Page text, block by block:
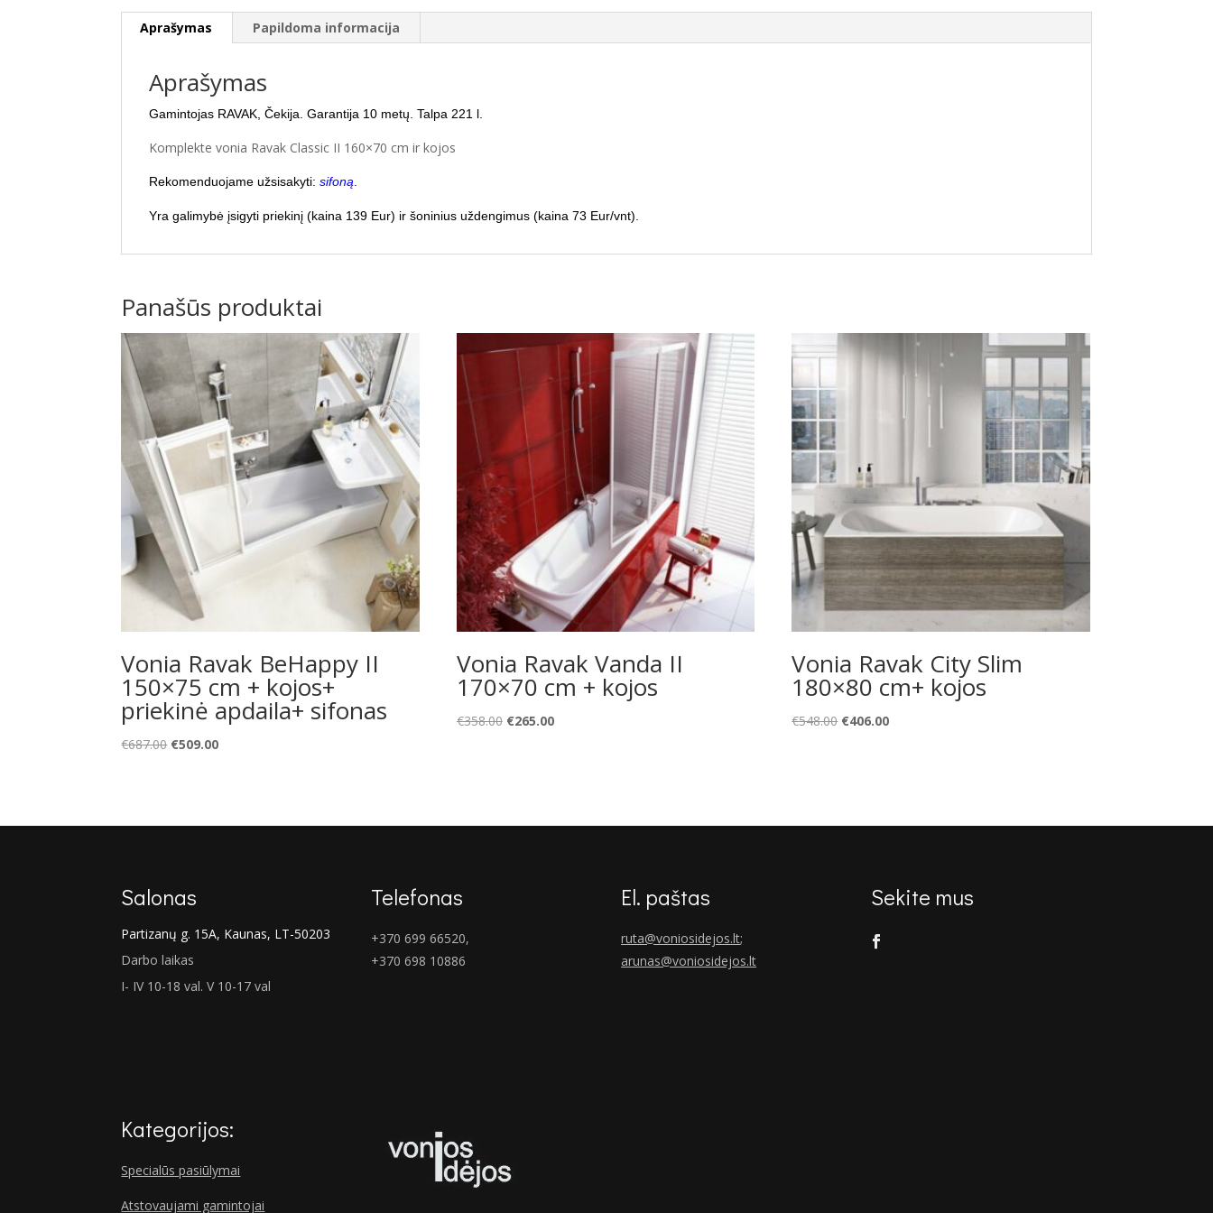
Aprašymas Papildoma informacija
Aprašymas
Gamintojas RAVAK, Čekija. Garantija 10 metų. Talpa 221 l.
Komplekte vonia Ravak Classic II 160×70 cm ir kojos
Rekomenduojame užsisakyti:sifoną
Yra galimybė įsigyti priekinį (kaina 139 Eur) ir šoninius uždengimus (kaina 73 Eur/vnt).
Panašūs produktai
Vonia Ravak BeHappy II
150×75 cm + kojos+
priekinė apdaila+ sifonas
€687.00 Original
€509.00Current
Vonia Ravak Vanda II
170×70 cm + kojos
€358.00 Original
€265.00Current
Vonia Ravak City Slim
180×80 cm+ kojos
€548.00 Original
€406.00Current
Salonas
Partizanų g. 15A, Kaunas, LT-50203
Darbo laikas
I- IV 10-18 val. V 10-17 val
Telefonas
+370 699 66520,
+370 698 10886
El. paštas
ruta@voniosidejos.lt;
arunas@voniosidejos.lt
Sekite mus
Kategorijos:
Specialūs pasiūlymai
Atstovaujami gamintojai